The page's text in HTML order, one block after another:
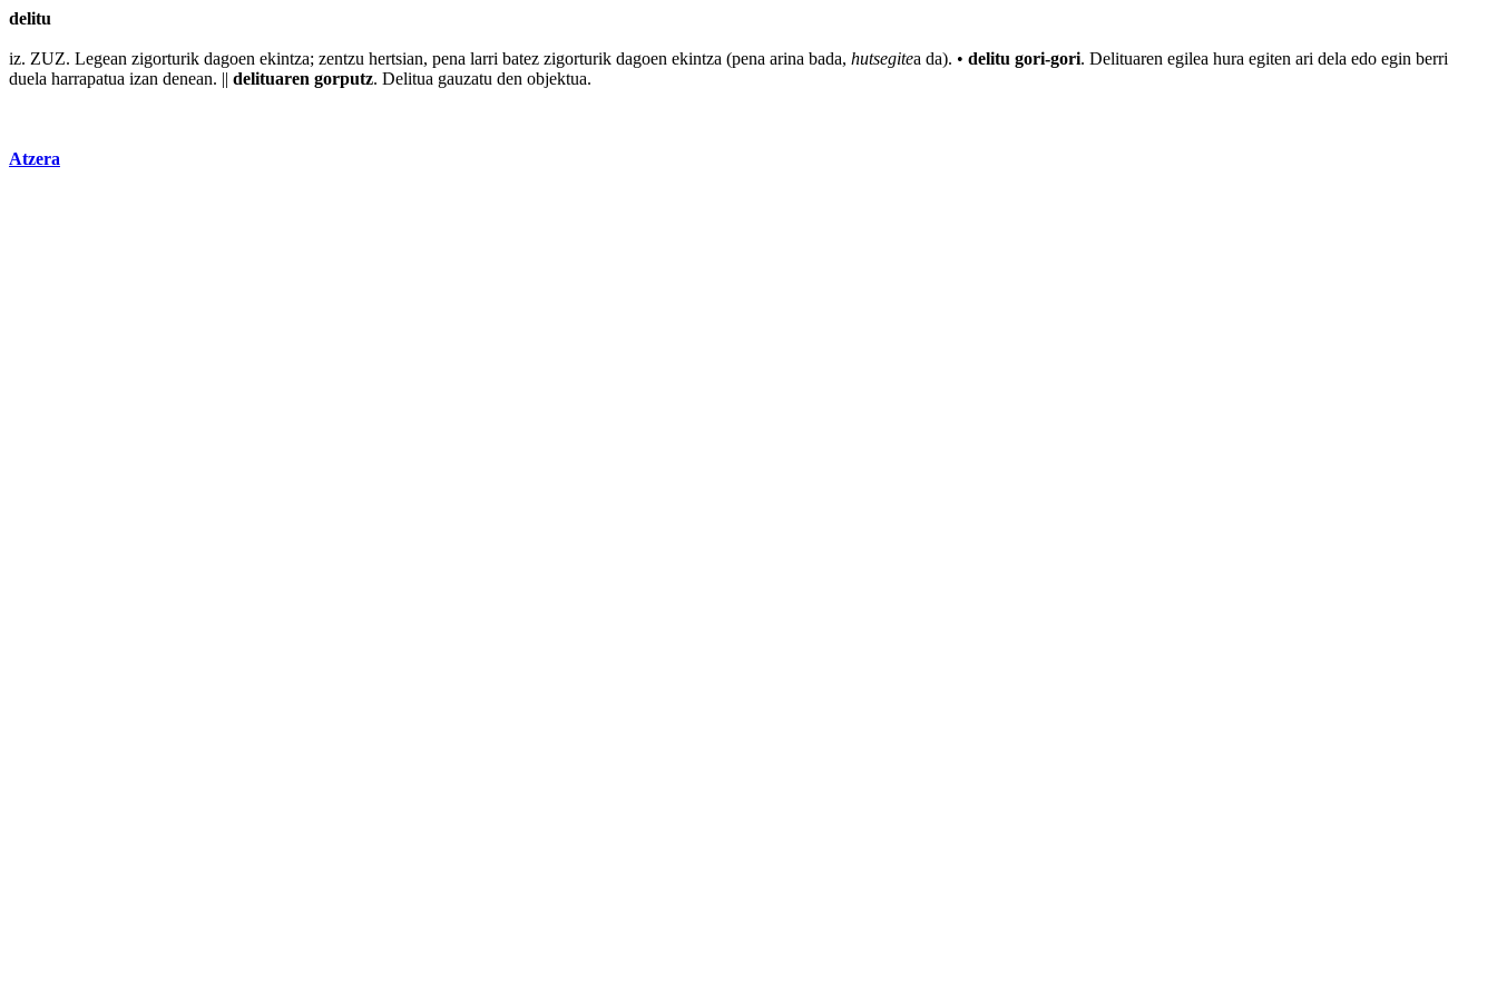
delitu
iz. ZUZ. Legean zigorturik dagoen ekintza; zentzu hertsian, pena larri batez zigorturik dagoen ekintza (pena arina bada, hutsegitea da). • delitu gori-gori. Delituaren egilea hura egiten ari dela edo egin berri
duela harrapatua izan denean. || delituaren gorputz. Delitua gauzatu den objektua.
Atzera